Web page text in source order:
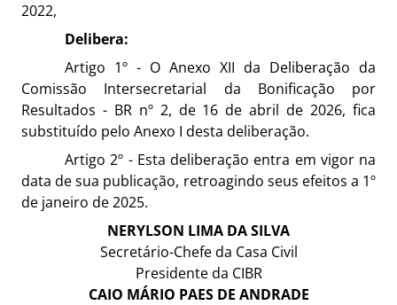
2022,
Delibera:
Artigo 1º - O Anexo XII da Deliberação da
Comissão Intersecretarial da Bonificação por
Resultados - BR nº 2, de 16 de abril de 2026, fica
substituído pelo Anexo I desta deliberação.
Artigo 2º - Esta deliberação entra em vigor na
data de sua publicação, retroagindo seus efeitos a 1º
de janeiro de 2025.
NERYLSON LIMA DA SILVA
Secretário-Chefe da Casa Civil
Presidente da CIBR
CAIO MÁRIO PAES DE ANDRADE